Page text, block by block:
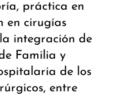
práctica en
en cirugías
integración de
Familia y
de los
entre